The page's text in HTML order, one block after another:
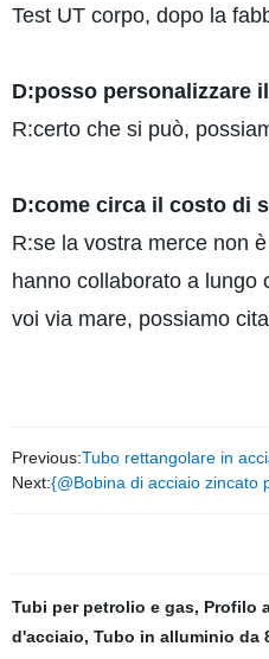
Test UT corpo, dopo la
D:posso personalizzare
R:certo che si può,
D:come circa il costo di
R:se la vostra merce non
hanno collaborato a
voi via mare, possiamo
Previous:Tubo rettangolare in
Next:{@Bobina di acciaio zincato
Tubi per petrolio e gas, Profilo
d'acciaio, Tubo in alluminio da